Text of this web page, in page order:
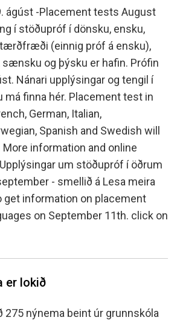
ágúst -Placement tests August
í stöðupróf í dönsku, ensku,
(einnig próf á ensku),
og þýsku er hafin. Prófin
Nánari upplýsingar og tengil í
finna hér. Placement test in
German, Italian,
Spanish and Swedish will
More information and online
um stöðupróf í öðrum
- smellið á Lesa meira
get information on placement
on September 11th. click on
er lokið
275 nýnema beint úr grunnskóla